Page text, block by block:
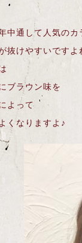
中通して人気のカ
抜けやすいですよ
ブラウン味を
よって
くなりますよ♪